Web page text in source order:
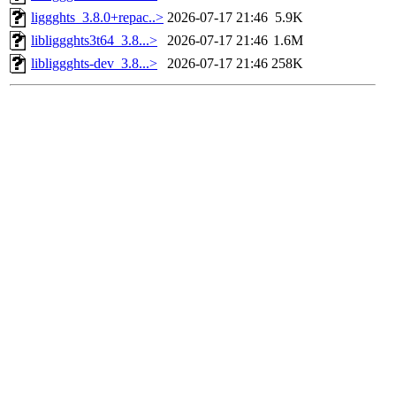
liggghts_3.8.0+repac..> 2026-07-17 21:46 5.9K
libliggghts3t64_3.8...>
2026-07-17 21:46 1.6M
libliggghts-dev_3.8...>
2026-07-17 21:46 258K